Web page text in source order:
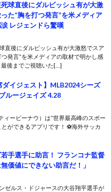
死球直後にダルビッシュ有が大激
た“胸を打つ発言”を米メディア
レジェンドら驚嘆
直後にダルビッシュ有が大激怒でスア
発言”を米メディアの取材で明かし感
後までご視聴いた[…]
ダイジェスト】MLB2024シーズ
ルージェイズ 4.28
ィービーナウ）は”世界最高峰のスポー
ができるアプリです！ ⚽️海外サッカ
手選手に助言！ フランコナ監督
価値にできない助言だ！」
ゼルス・ドジャースの大谷翔平選手が